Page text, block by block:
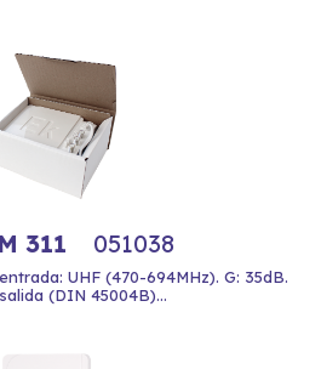
311 051038
UHF (470-694MHz). G: 35dB.
(DIN 45004B)...